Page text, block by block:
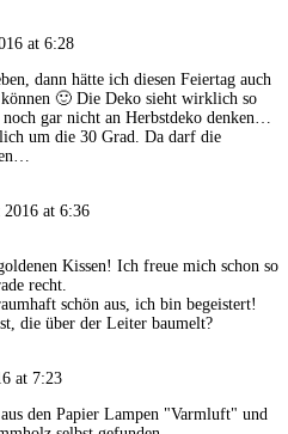
at 6:28
dann hätte ich diesen Feiertag auch
🙂 Die Deko sieht wirklich so
gar nicht an Herbstdeko denken…
um die 30 Grad. Da darf die
2016 at 6:36
Kissen! Ich freue mich schon so
recht.
schön aus, ich bin begeistert!
die über der Leiter baumelt?
at 7:23
den Papier Lampen "Varmluft" und